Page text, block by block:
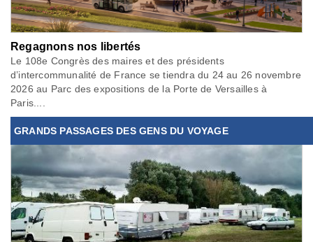
Regagnons nos libertés
Le 108e Congrès des maires et des présidents
d’intercommunalité de France se tiendra du 24 au 26 novembre
2026 au Parc des expositions de la Porte de Versailles à
Paris....
GRANDS PASSAGES DES GENS DU VOYAGE